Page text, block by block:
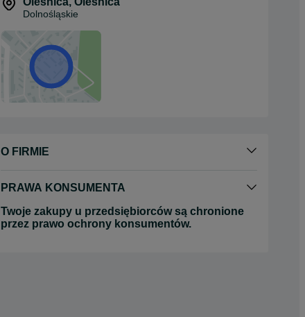
Dolnośląskie
O FIRMIE
PRAWA KONSUMENTA
Twoje zakupy u przedsiębiorców są chronione
przez prawo ochrony konsumentów.